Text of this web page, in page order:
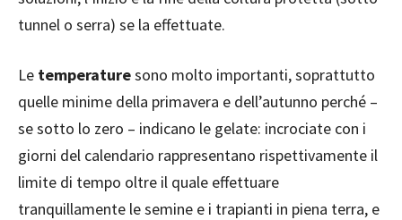
tunnel o serra) se la effettuate.
Le temperaturesono molto importanti, soprattutto
quelle minime della primavera e dell’autunno perché –
se sotto lo zero – indicano le gelate: incrociate con i
giorni del calendario rappresentano rispettivamente il
limite di tempo oltre il quale effettuare
tranquillamente le semine e i trapianti in piena terra, e